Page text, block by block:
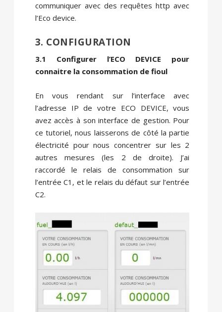
communiquer avec des requêtes http avec
l’Eco device.
3. CONFIGURATION
3.1 Configurer l’ECO DEVICE pour
connaitre la consommation de fioul
En vous rendant sur l’interface avec
l’adresse IP de votre ECO DEVICE, vous
avez accès à son interface de gestion. Pour
ce tutoriel, nous laisserons de côté la partie
électricité pour nous concentrer sur les 2
autres mesures (les 2 de droite). J’ai
raccordé le relais de consommation sur
l’entrée C1, et le relais du défaut sur l’entrée
C2.